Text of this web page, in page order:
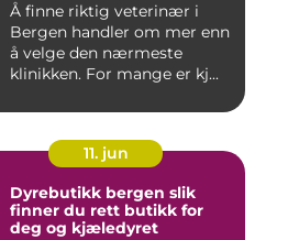
Å finne riktig veterinær i
Bergen handler om mer enn
å velge den nærmeste
klinikken. For mange er kj...
11. jun
Dyrebutikk bergen slik
finner du rett butikk for
deg og kjæledyret